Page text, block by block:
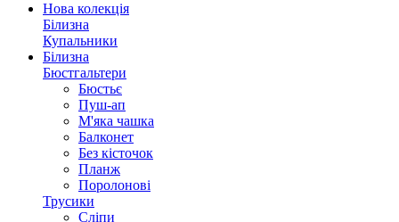
Нова колекція
Білизна
Купальники
Білизна
Бюстгальтери
Бюстьє
Пуш-ап
М'яка чашка
Балконет
Без кісточок
Планж
Поролонові
Трусики
Сліпи